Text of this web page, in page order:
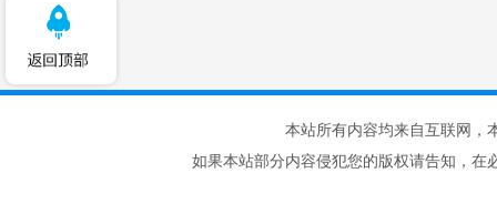
本站所有内容均来自互联网，
如果本站部分内容侵犯您的版权请告知，在